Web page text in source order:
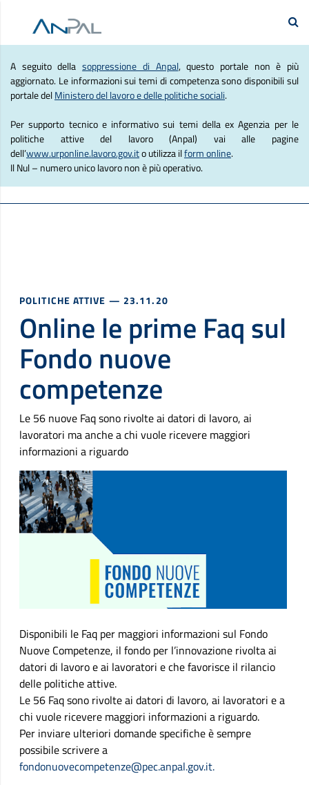
Agenzia Nazionale
A seguito dellasoppressione di Anpal, questo portale non è più
aggiornato. Le informazioni sui temi di competenza sono disponibili sul
portale delMinistero del lavoro e delle politiche sociali.
Per supporto tecnico e informativo sui temi della ex Agenzia per le
politiche attive del lavoro (Anpal) vai alle pagine
dell’www.urponline.lavoro.gov.ito utilizza ilform online.
Il Nul – numero unico lavoro non è più operativo.
POLITICHE ATTIVE — 23.11.20
Online le prime Faq sul
Fondo nuove
competenze
Le 56 nuove Faq sono rivolte ai datori di lavoro, ai
lavoratori ma anche a chi vuole ricevere maggiori
informazioni a riguardo
Disponibili le Faq per maggiori informazioni sul Fondo
Nuove Competenze, il fondo per l’innovazione rivolta ai
datori di lavoro e ai lavoratori e che favorisce il rilancio
delle politiche attive.
Le 56 Faq sono rivolte ai datori di lavoro, ai lavoratori e a
chi vuole ricevere maggiori informazioni a riguardo.
Per inviare ulteriori domande specifiche è sempre
possibile scrivere a
fondonuovecompetenze@pec.anpal.gov.it.